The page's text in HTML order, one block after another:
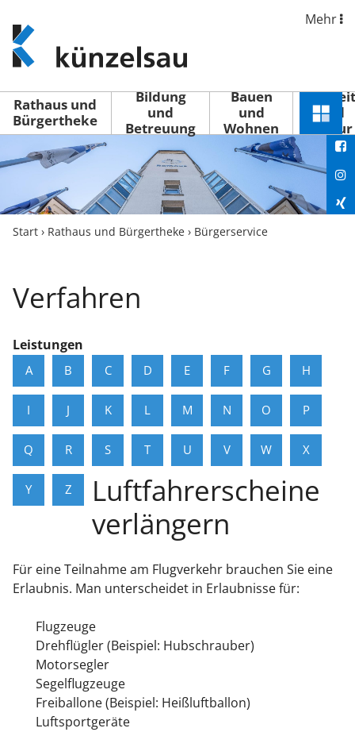
www.kuenzelsau.de
(zur
Startseite)
Mehr
Rathaus und
Bürgertheke
Bildung
und
Betreuung
Bauen
und
Wohnen
Freizeit
und
Kultur
Menü
Start › Rathaus und Bürgertheke › Bürgerservice
Verfahren
Leistungen
A B C D E F G H
I J K L M N O P
Q R S T U V W X
Y Z
Luftfahrerscheine
verlängern
Für eine Teilnahme am Flugverkehr brauchen Sie eine
Erlaubnis. Man unterscheidet in Erlaubnisse für:
Flugzeuge
Drehflügler(Beispiel: Hubschrauber)
Motorsegler
Segelflugzeuge
Freiballone(Beispiel: Heißluftballon)
Luftsportgeräte